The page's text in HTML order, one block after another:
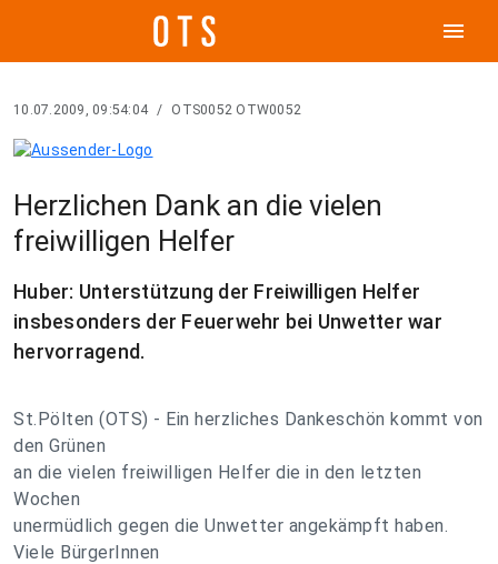
menu
10.07.2009, 09:54:04 / OTS0052 OTW0052
Herzlichen Dank an die vielen
freiwilligen Helfer
Huber: Unterstützung der Freiwilligen Helfer
insbesonders der Feuerwehr bei Unwetter war
hervorragend.
St.Pölten (OTS) - Ein herzliches Dankeschön kommt von
den Grünen
an die vielen freiwilligen Helfer die in den letzten
Wochen
unermüdlich gegen die Unwetter angekämpft haben.
Viele BürgerInnen